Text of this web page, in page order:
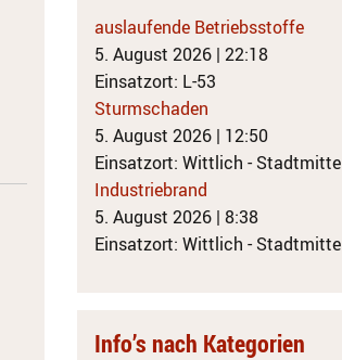
auslaufende Betriebsstoffe
5. August 2026 | 22:18
Einsatzort: L-53
Sturmschaden
5. August 2026 | 12:50
Einsatzort: Wittlich - Stadtmitte
Industriebrand
5. August 2026 | 8:38
Einsatzort: Wittlich - Stadtmitte
Info’s nach Kategorien